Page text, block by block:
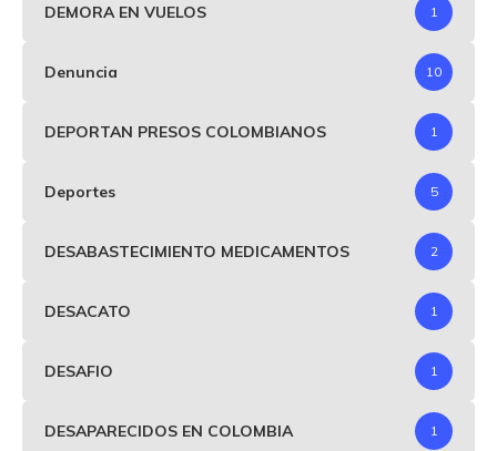
DEMORA EN VUELOS 1
Denuncia 10
DEPORTAN PRESOS COLOMBIANOS 1
Deportes 5
DESABASTECIMIENTO MEDICAMENTOS 2
DESACATO 1
DESAFIO 1
DESAPARECIDOS EN COLOMBIA 1